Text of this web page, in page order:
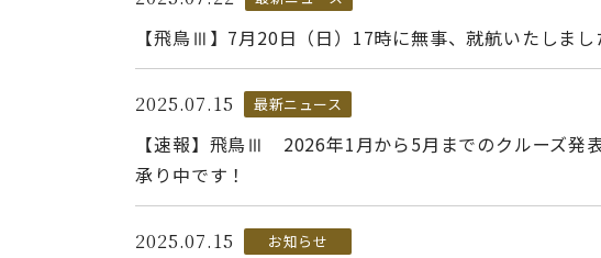
【飛鳥Ⅲ】7月20日（日）17時に無事、就航いたしまし
2025.07.15 最新ニュース
【速報】飛鳥Ⅲ 2026年1月から5月までのクルーズ発
承り中です！
2025.07.15 お知らせ